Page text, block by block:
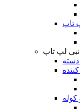
تاپ
لپ تاپ
دسته